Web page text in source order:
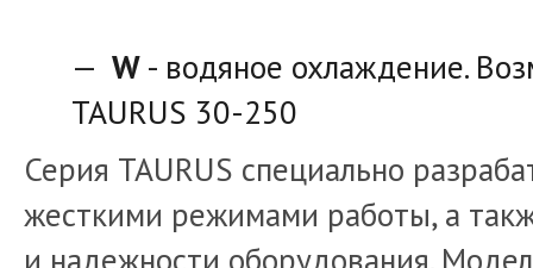
W- водяное охлаждение.
TAURUS 30-250
Серия TAURUS специально
жесткими режимами работы, а